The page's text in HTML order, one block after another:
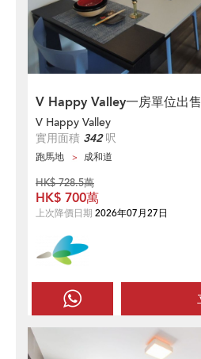
V Happy Valley一房單位出售
V Happy Valley
實用面積 342呎
跑馬地 成和道
HK$ 728.5萬
HK$ 700萬
上次降價日期 2026年07月27日